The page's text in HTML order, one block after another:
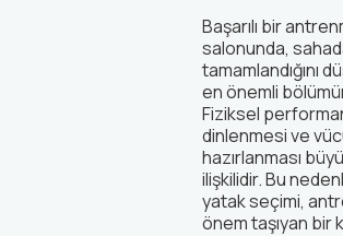
Başarılı bir
salonunda,
tamamlandığını
en önemli
Fiziksel
dinlenmesi ve
hazırlanması
ilişkilidir. Bu
yatak seçimi,
önem taşıyan bir